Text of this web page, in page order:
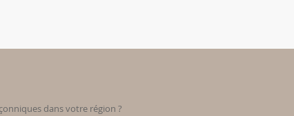
dans votre région ?